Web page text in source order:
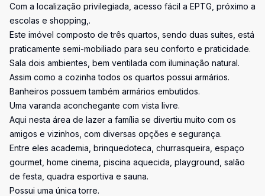
Com a localização privilegiada, acesso fácil a EPTG, próximo a
escolas e shopping,.
Este imóvel composto de três quartos, sendo duas suítes, está
praticamente semi-mobiliado para seu conforto e praticidade.
Sala dois ambientes, bem ventilada com iluminação natural.
Assim como a cozinha todos os quartos possui armários.
Banheiros possuem também armários embutidos.
Uma varanda aconchegante com vista livre.
Aqui nesta área de lazer a família se divertiu muito com os
amigos e vizinhos, com diversas opções e segurança.
Entre eles academia, brinquedoteca, churrasqueira, espaço
gourmet, home cinema, piscina aquecida, playground, salão
de festa, quadra esportiva e sauna.
Possui uma única torre.